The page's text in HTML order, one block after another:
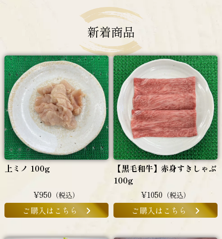
新着商品
上ミノ 100g
¥950 （税込）
ご購入はこちら
【黒毛和牛】赤身すきしゃぶ
100g
¥1050 （税込）
ご購入はこちら